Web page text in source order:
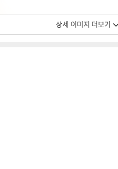
상세 이미지 더보기